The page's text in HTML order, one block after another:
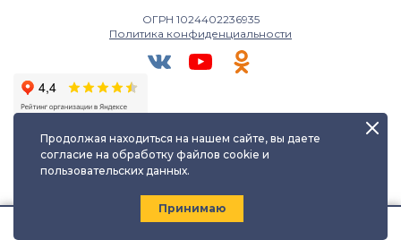
ОГРН 1024402236935
Политика конфиденциальности
Любое использование либо копирование материалов сайта
kayuf.ru| © КаЮФ , 2013-2026
Продолжая находиться на нашем сайте, вы даете
согласие на обработку файлов cookie и
пользовательских данных.
Принимаю